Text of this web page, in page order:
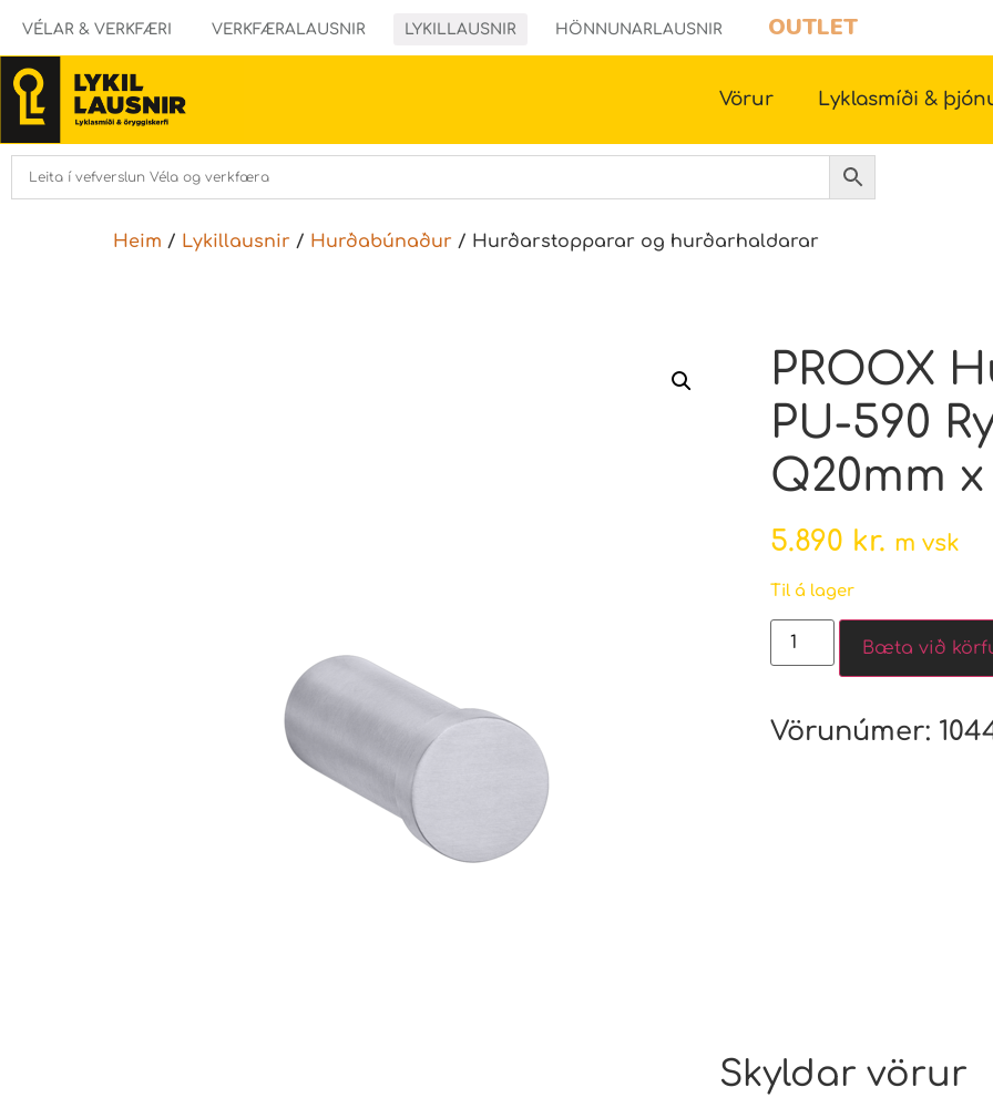
VÉLAR & VERKFÆRI VERKFÆRALAUSNIR LYKILLAUSNIR HÖNNUNARLAUSNIR OUTLET
Vörur Lyklasmíði &
Heim / Lykillausnir / Hurðabúnaður / Hurðarstopparar og hurðarhaldarar
PROOX
PU-590
Q20mm
5.890 kr. m vsk
Til á lager
Bæta við
Vörunúmer:
Skyldar vörur